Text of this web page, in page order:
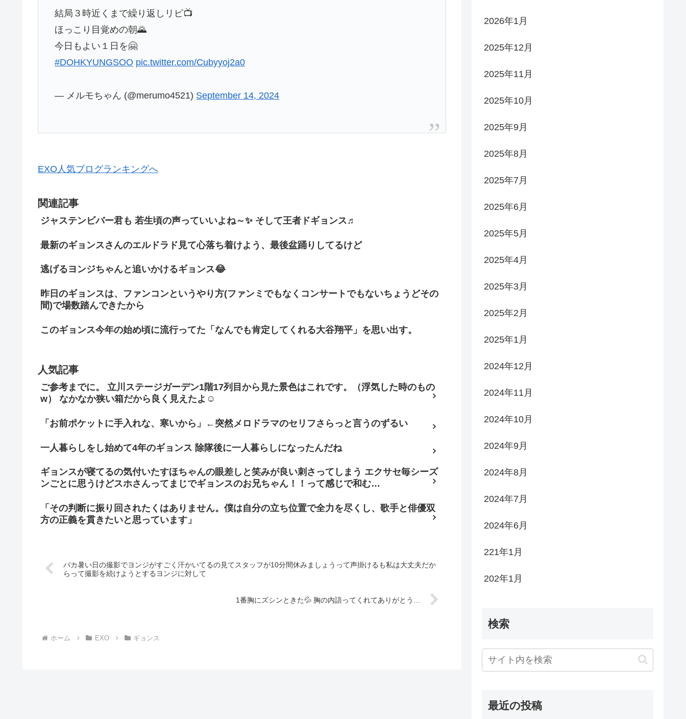
結局３時近くまで繰り返しリピ📺️
ほっこり目覚めの朝🌄
今日もよい１日を🤗
#DOHKYUNGSOO pic.twitter.com/Cubyyoj2a0
— メルモちゃん (@merumo4521) September 14, 2024
EXO人気ブログランキングへ
関連記事
ジャステンビバー君も 若生頃の声っていいよね～✨ そして王者ドギョンス♬
最新のギョンスさんのエルドラド見て心落ち着けよう、最後盆踊りしてるけど
逃げるヨンジちゃんと追いかけるギョンス😂
昨日のギョンスは、ファンコンというやり方(ファンミでもなくコンサートでもないちょうどその
間)で場数踏んできたから
このギョンス今年の始め頃に流行ってた「なんでも肯定してくれる大谷翔平」を思い出す。
人気記事
ご参考までに。 立川ステージガーデン1階17列目から見た景色はこれです。（浮気した時のもの
w） なかなか狭い箱だから良く見えたよ☺
「お前ポケットに手入れな、寒いから」←突然メロドラマのセリフさらっと言うのずるい
一人暮らしをし始めて4年のギョンス 除隊後に一人暮らしになったんだね
ギョンスが寝てるの気付いたすほちゃんの眼差しと笑みが良い刺さってしまう エクサセ毎シーズ
ンごとに思うけどスホさんってまじでギョンスのお兄ちゃん！！って感じで和む…
「その判断に振り回されたくはありません。僕は自分の立ち位置で全力を尽くし、歌手と俳優双
方の正義を貫きたいと思っています」
バカ暑い日の撮影でヨンジがすごく汗かいてるの見てスタッフが10分間休みましょうって声掛けるも私は大丈夫だか
らって撮影を続けようとするヨンジに対して
1番胸にズシンときた💦 胸の内語ってくれてありがとう…
ホーム EXO ギョンス
2026年1月
2025年12月
2025年11月
2025年10月
2025年9月
2025年8月
2025年7月
2025年6月
2025年5月
2025年4月
2025年3月
2025年2月
2025年1月
2024年12月
2024年11月
2024年10月
2024年9月
2024年8月
2024年7月
2024年6月
221年1月
202年1月
検索
最近の投稿